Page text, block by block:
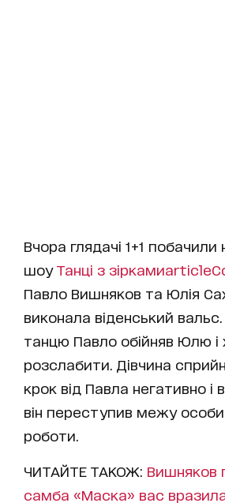
Вчора глядачі 1+1 побачили
шоу Танці з зірками
Павло Вишняков та Юлія
виконала віденський вальс.
танцю Павло обійняв Юлю і
розслабити. Дівчина
крок від Павла негативно
він переступив межу
роботи.
ЧИТАЙТЕ ТАКОЖ: Вишняков
самба «Маска» вас